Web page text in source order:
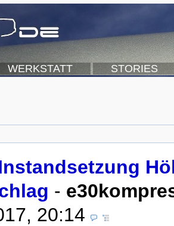
WERKSTATT STORIES
-
20:14